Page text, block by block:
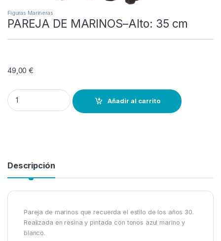
Figuras Marineras
PAREJA DE MARINOS–Alto: 35 cm
49,00€
PAREJA DE MARINOS–Alto: 35 cm quantity
Añadir al carrito
Descripción
Pareja de marinos que recuerda el estilo de los años 30.
Realizada en resina y pintada con tonos azul marino y
blanco.